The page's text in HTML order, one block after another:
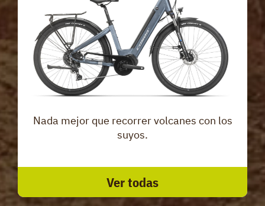
Nada mejor que recorrer volcanes con los
suyos.
Ver todas